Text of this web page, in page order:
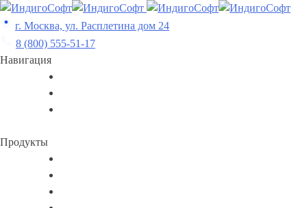
Skip
to
content
г. Москва, ул. Расплетина дом 24
8 (800) 555-51-17
Навигация
Продукты